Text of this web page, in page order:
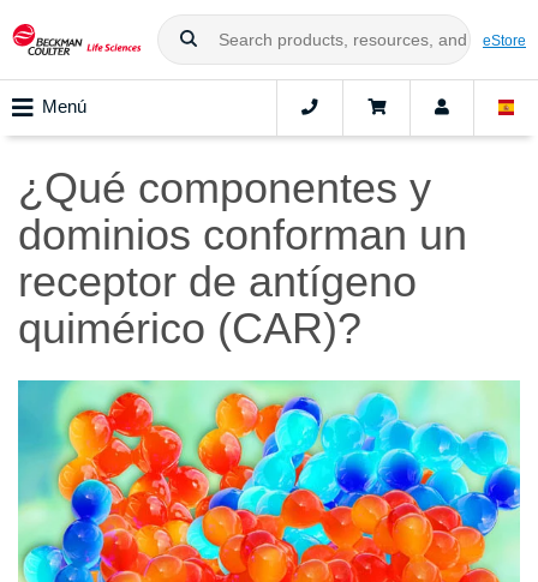
eStore
Menú
¿Qué componentes y
dominios conforman un
receptor de antígeno
quimérico (CAR)?